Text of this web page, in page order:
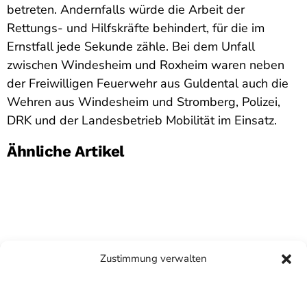
Zustimmung verwalten
betreten. Andernfalls würde die Arbeit der
Rettungs- und Hilfskräfte behindert, für die im
Ernstfall jede Sekunde zähle. Bei dem Unfall
zwischen Windesheim und Roxheim waren neben
der Freiwilligen Feuerwehr aus Guldental auch die
Wehren aus Windesheim und Stromberg, Polizei,
DRK und der Landesbetrieb Mobilität im Einsatz.
Ähnliche Artikel